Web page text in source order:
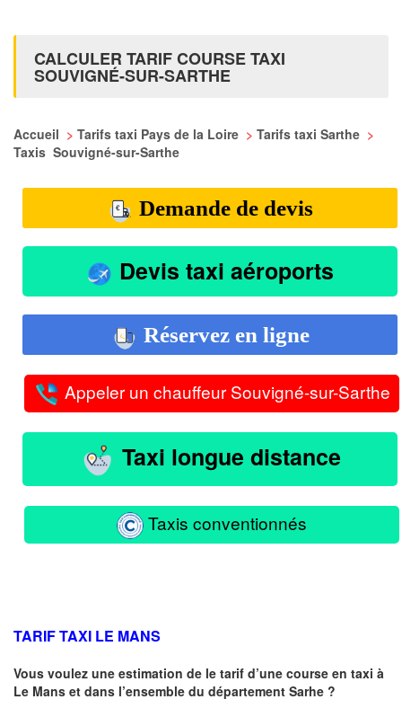
CALCULER TARIF COURSE TAXI
SOUVIGNÉ-SUR-SARTHE
Accueil > Tarifs taxi Pays de la Loire > Tarifs taxi Sarthe >
Taxis Souvigné-sur-Sarthe
Demande de devis
Devis taxi aéroports
Réservez en ligne
Appeler un chauffeur Souvigné-sur-Sarthe
Taxi longue distance
Taxis conventionnés
TARIF TAXI LE MANS
Vous voulez une estimation de le tarif d’une course en taxi à
Le Mans et dans l’ensemble du département Sarhe ?